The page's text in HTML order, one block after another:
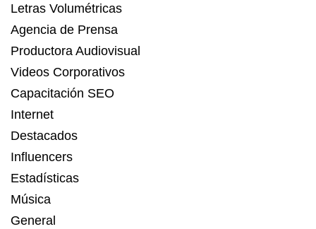
Letras Volumétricas
Agencia de Prensa
Productora Audiovisual
Videos Corporativos
Capacitación SEO
Internet
Destacados
Influencers
Estadísticas
Música
General